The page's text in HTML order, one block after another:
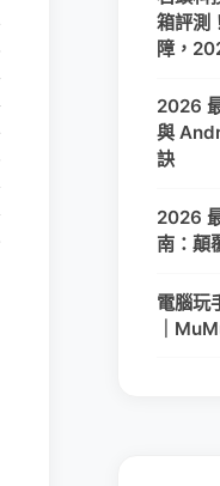
箱評測
障，
2026
與
訣
2026
南：顛
電腦玩
｜